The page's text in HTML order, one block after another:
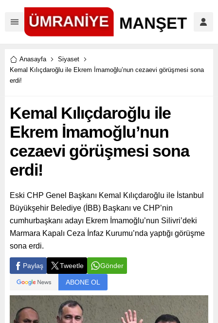
Anasayfa
Siyaset
Kemal Kılıçdaroğlu ile Ekrem İmamoğlu’nun cezaevi görüşmesi sona
erdi!
Kemal Kılıçdaroğlu ile
Ekrem İmamoğlu’nun
cezaevi görüşmesi sona
erdi!
Eski CHP Genel Başkanı Kemal Kılıçdaroğlu ile İstanbul
Büyükşehir Belediye (İBB) Başkanı ve CHP’nin
cumhurbaşkanı adayı Ekrem İmamoğlu’nun Silivri’deki
Marmara Kapalı Ceza İnfaz Kurumu’nda yaptığı görüşme
sona erdi.
Paylaş Tweetle Gönder
ABONE OL